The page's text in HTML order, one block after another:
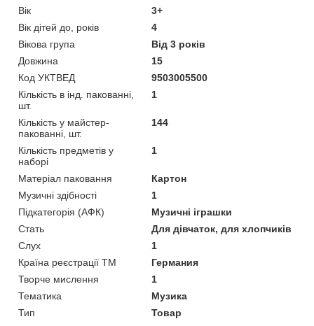
Вік
3+
Вік дітей до, років
4
Вікова група
Від 3 років
Довжина
15
Код УКТВЕД
9503005500
Кількість в інд. пакованні,
шт.
1
Кількість у майстер-
пакованні, шт.
144
Кількість предметів у
наборі
1
Матеріал паковання
Картон
Музичні здібності
1
Підкатегорія (АФК)
Музичні іграшки
Стать
Для дівчаток, для хлопчиків
Слух
1
Країна реєстрації ТМ
Германия
Творче мислення
1
Тематика
Музика
Тип
Товар